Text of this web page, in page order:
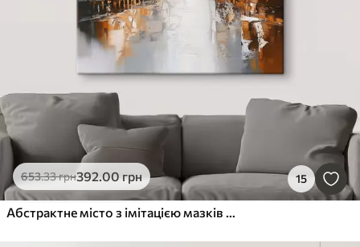
653.33грн392.00 грн 15
Абстрактне місто з імітацією мазків пензля